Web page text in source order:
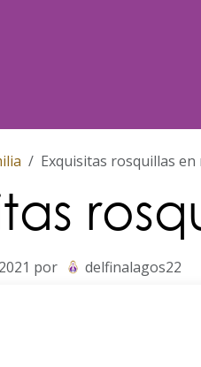
Exquisitas rosquillas en
por delfinalagos22